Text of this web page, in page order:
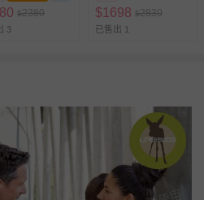
$2380
3
$1698 $2830
已售出 1